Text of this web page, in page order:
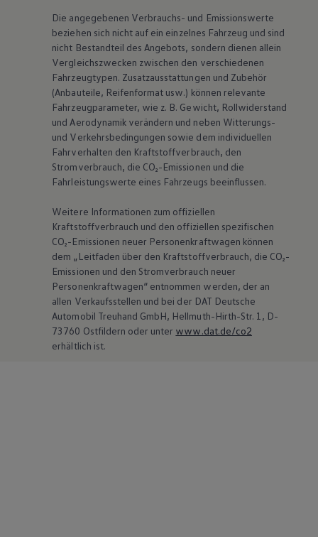
Die angegebenen Verbrauchs- und Emissionswerte
beziehen sich nicht auf ein einzelnes Fahrzeug und sind
nicht Bestandteil des Angebots, sondern dienen allein
Vergleichszwecken zwischen den verschiedenen
Fahrzeugtypen. Zusatzausstattungen und Zubehör
(Anbauteile, Reifenformat usw.) können relevante
Fahrzeugparameter, wie z. B. Gewicht, Rollwiderstand
und Aerodynamik verändern und neben Witterungs-
und Verkehrsbedingungen sowie dem individuellen
Fahrverhalten den Kraftstoffverbrauch, den
Stromverbrauch, die CO₂-Emissionen und die
Fahrleistungswerte eines Fahrzeugs beeinflussen.
Weitere Informationen zum offiziellen
Kraftstoffverbrauch und den offiziellen spezifischen
CO₂-Emissionen neuer Personenkraftwagen können
dem „Leitfaden über den Kraftstoffverbrauch, die CO₂-
Emissionen und den Stromverbrauch neuer
Personenkraftwagen“ entnommen werden, der an
allen Verkaufsstellen und bei der DAT Deutsche
Automobil Treuhand GmbH, Hellmuth-Hirth-Str. 1, D-
73760 Ostfildern oder unter www.dat.de/co2
erhältlich ist.